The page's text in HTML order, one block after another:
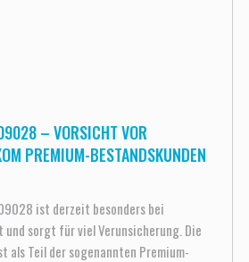
– VORSICHT VOR
PREMIUM-BESTANDSKUNDEN
ist derzeit besonders bei
und sorgt für viel Verunsicherung. Die
als Teil der sogenannten Premium-